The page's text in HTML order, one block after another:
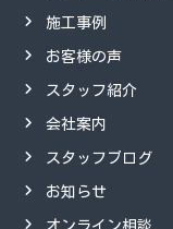
施工事例
お客様の声
スタッフ紹介
会社案内
スタッフブログ
お知らせ
オンライン相談